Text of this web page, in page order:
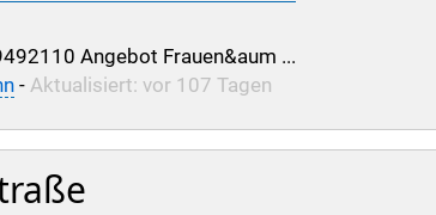
Angebot Frauen&aum ...
- Aktualisiert: vor 107 Tagen